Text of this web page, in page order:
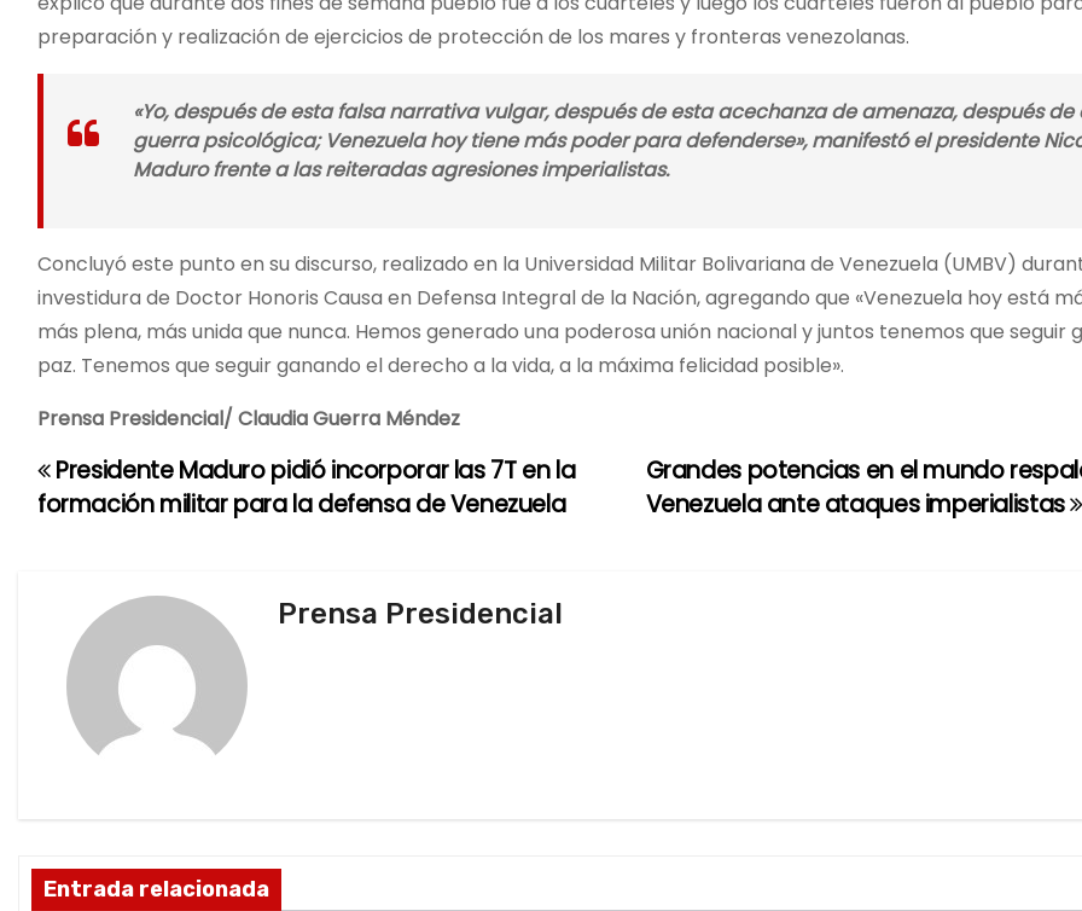
preparación y realización de ejercicios de protección de los mares y fronteras venezolanas.
«Yo, después de esta falsa narrativa vulgar, después de esta acechanza de amenaza, después de
guerra psicológica; Venezuela hoy tiene más poder para defenderse», manifestó el presidente
Maduro frente a las reiteradas agresiones imperialistas.
Concluyó este punto en su discurso, realizado en la Universidad Militar Bolivariana de Venezuela (UMBV)
investidura de Doctor Honoris Causa en Defensa Integral de la Nación, agregando que «Venezuela hoy está
más plena, más unida que nunca. Hemos generado una poderosa unión nacional y juntos tenemos que seguir
paz. Tenemos que seguir ganando el derecho a la vida, a la máxima felicidad posible».
Prensa Presidencial/ Claudia Guerra Méndez
N
ó
Grandes potencias en el mundo
Venezuela ante ataques imperialistas
Presidente Maduro pidió incorporar las 7T en la
formación militar para la defensa de Venezuela
Prensa Presidencial
Entrada relacionada